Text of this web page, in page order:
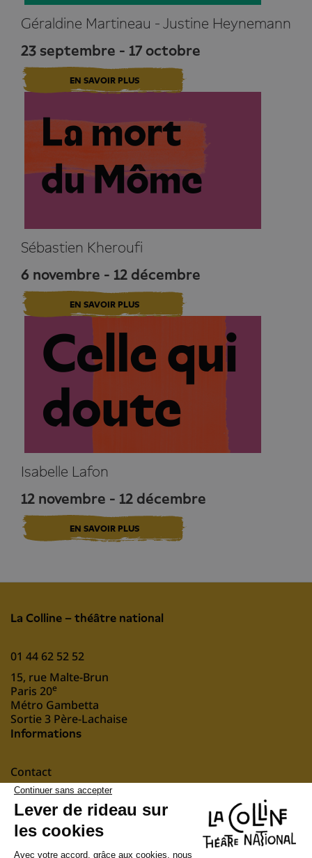
Géraldine Martineau - Justine Heynemann
23 septembre - 17 octobre
EN SAVOIR PLUS
Sébastien Kheroufi
6 novembre - 12 décembre
EN SAVOIR PLUS
Isabelle Lafon
12 novembre - 12 décembre
EN SAVOIR PLUS
La Colline – théâtre national
01 44 62 52 52
15, rue Malte-Brun
Paris 20e
Métro Gambetta
Sortie 3 Père-Lachaise
Informations
Contact
Mentions légales
nous soutenir
Suivez-nous